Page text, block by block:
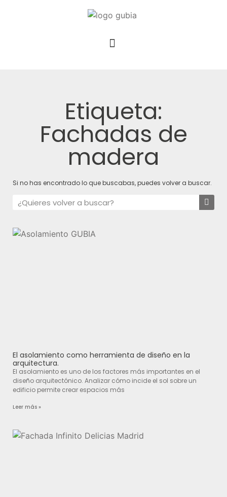
Etiqueta:
Fachadas de
madera
Si no has encontrado lo que buscabas, puedes volver a buscar.
El asolamiento como herramienta de diseño en la
arquitectura.
El asolamiento es uno de los factores más importantes en el
diseño arquitectónico. Analizar cómo incide el sol sobre un
edificio permite crear espacios más
Leer más »